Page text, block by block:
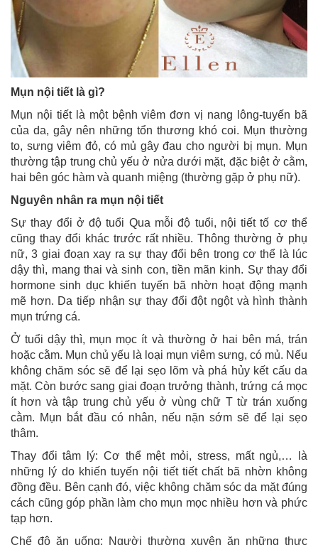
Mụn nội tiết là gì?
Mụn nội tiết là một bệnh viêm đơn vị nang lông-tuyến bã
của da, gây nên những tổn thương khó coi. Mụn thường
to, sưng viêm đỏ, có mủ gây đau cho người bị mụn. Mụn
thường tập trung chủ yếu ở nửa dưới mặt, đặc biệt ở cằm,
hai bên góc hàm và quanh miệng (thường gặp ở phụ nữ).
Nguyên nhân ra mụn nội tiết
Sự thay đổi ở độ tuổi Qua mỗi độ tuổi, nội tiết tố cơ thể
cũng thay đổi khác trước rất nhiều. Thông thường ở phụ
nữ, 3 giai đoạn xay ra sự thay đổi bên trong cơ thể là lúc
dậy thì, mang thai và sinh con, tiền mãn kinh. Sự thay đổi
hormone sinh dục khiến tuyến bã nhờn hoạt động mạnh
mẽ hơn. Da tiếp nhận sự thay đổi đột ngột và hình thành
mụn trứng cá.
Ở tuổi dậy thì, mụn mọc ít và thường ở hai bên má, trán
hoặc cằm. Mụn chủ yếu là loại mụn viêm sưng, có mủ. Nếu
không chăm sóc sẽ để lại sẹo lõm và phá hủy kết cấu da
mặt. Còn bước sang giai đoạn trưởng thành, trứng cá mọc
ít hơn và tập trung chủ yếu ở vùng chữ T từ trán xuống
cằm. Mụn bắt đầu có nhân, nếu nặn sớm sẽ để lại sẹo
thâm.
Thay đổi tâm lý: Cơ thể mệt mỏi, stress, mất ngủ,… là
những lý do khiến tuyến nội tiết tiết chất bã nhờn không
đồng đều. Bên cạnh đó, việc không chăm sóc da mặt đúng
cách cũng góp phần làm cho mụn mọc nhiều hơn và phức
tạp hơn.
Chế độ ăn uống: Người thường xuyên ăn những thực